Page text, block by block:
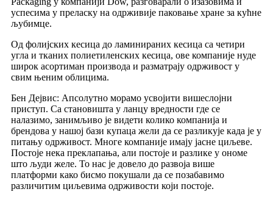
успесима у преласку на одрживије паковање хране за кућне
љубимце.
Од фолијских кесица до ламинираних кесица са четири
угла и тканих полиетиленских кесица, ове компаније нуде
широк асортиман производа и разматрају одрживост у
свим њеним облицима.
Бен Дејвис: Апсолутно морамо усвојити вишеслојни
приступ. Са становишта у ланцу вредности где се
налазимо, занимљиво је видети колико компанија и
брендова у нашој бази купаца жели да се разликује када је у
питању одрживост. Многе компаније имају јасне циљеве.
Постоје нека преклапања, али постоје и разлике у ономе
што људи желе. То нас је довело до развоја више
платформи како бисмо покушали да се позабавимо
различитим циљевима одрживости који постоје.